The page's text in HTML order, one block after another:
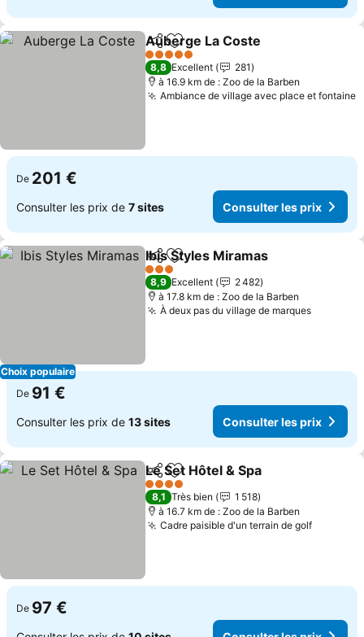
PartagerAjouter à mes favoris
Auberge La Coste
5 Étoiles
8,8 Excellent
281
à 16.9 km de : Zoo de la Barben
Ambiance de village avec place et fontaine
De 201 €
Consulter les prix de 7 sites Consulter les prix
Choix populaire
PartagerAjouter à mes favoris
Ibis Styles Miramas
3 Étoiles
8,9 Excellent
2 482
à 17.8 km de : Zoo de la Barben
À deux pas du village de marques
De 91 €
Consulter les prix de 13 sites Consulter les prix
PartagerAjouter à mes favoris
Le Set Hôtel & Spa
4 Étoiles
8,1 Très bien
1 518
à 16.7 km de : Zoo de la Barben
Cadre paisible d'un terrain de golf
De 97 €